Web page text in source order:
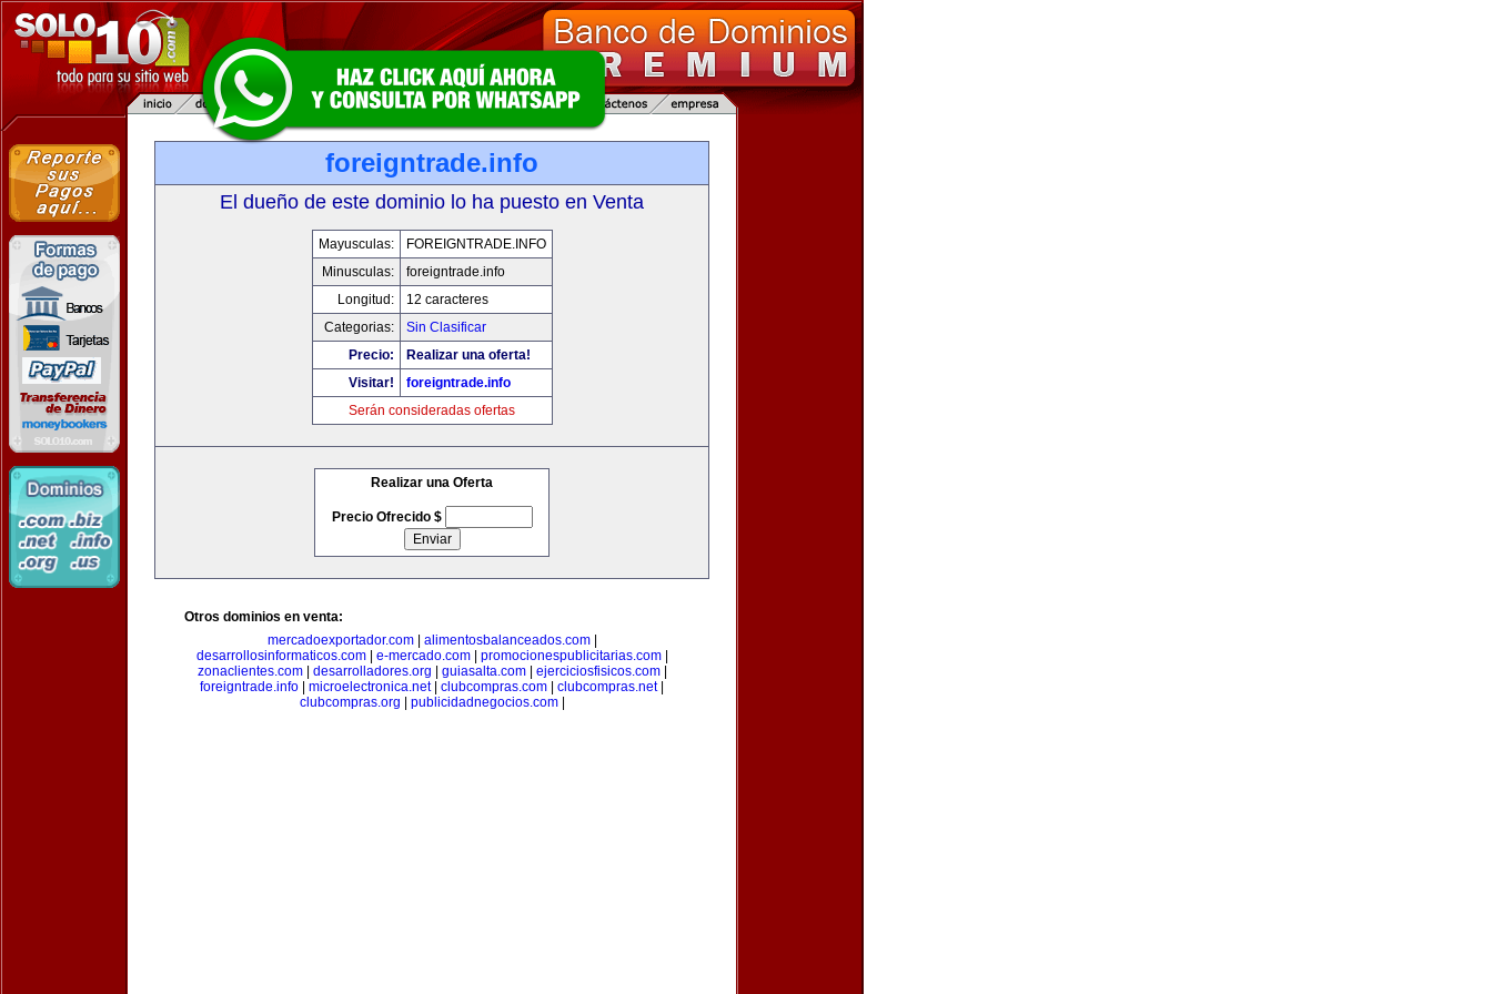
foreigntrade.info
El dueño de este dominio lo ha puesto en Venta
Mayusculas:
FOREIGNTRADE.INFO
Minusculas:
foreigntrade.info
Longitud:
12 caracteres
Categorias:
Sin Clasificar
Precio:
Realizar una oferta!
Visitar!
foreigntrade.info
Serán consideradas ofertas
Realizar una Oferta
Precio Ofrecido $
Otros dominios en venta:
mercadoexportador.com| alimentosbalanceados.com|
desarrollosinformaticos.com| e-mercado.com| promocionespublicitarias.com|
zonaclientes.com| desarrolladores.org guiasalta.com| ejerciciosfisicos.com|
foreigntrade.info
microelectronica.net| clubcompras.com clubcompras.net|
clubcompras.org
publicidadnegocios.com|